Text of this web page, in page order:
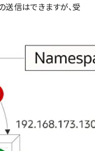
信はできますが、受